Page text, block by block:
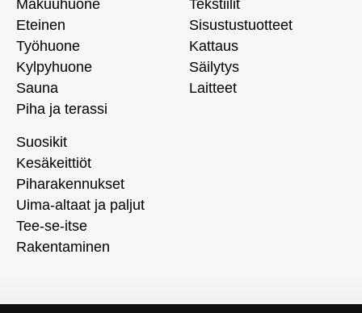
Makuuhuone
Eteinen
Työhuone
Kylpyhuone
Sauna
Piha ja terassi
Tekstiilit
Sisustustuotteet
Kattaus
Säilytys
Laitteet
Suosikit
Kesäkeittiöt
Piharakennukset
Uima-altaat ja paljut
Tee-se-itse
Rakentaminen